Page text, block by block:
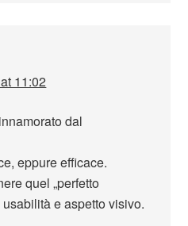
11:02
dal
eppure efficace.
quel „perfetto
e aspetto visivo.